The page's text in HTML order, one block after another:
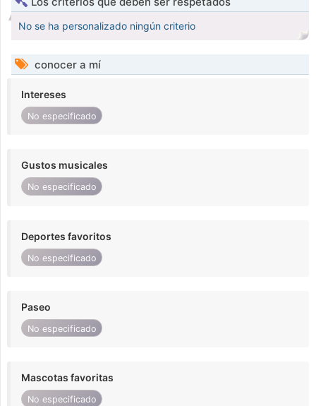
No se ha personalizado ningún criterio
conocer a mí
Intereses
No especificado
Gustos musicales
No especificado
Deportes favoritos
No especificado
Paseo
No especificado
Mascotas favoritas
No especificado